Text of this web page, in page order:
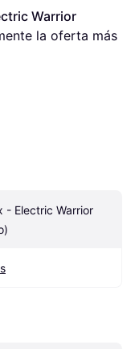
Warrior
la oferta más
- Electric Warrior